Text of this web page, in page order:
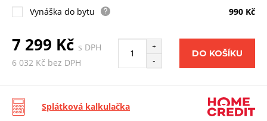
Vynáška do bytu 990 Kč
7 299 Kč s DPH
6 032 Kč bez DPH
+
-
DO KOŠÍKU
Splátková kalkulačka